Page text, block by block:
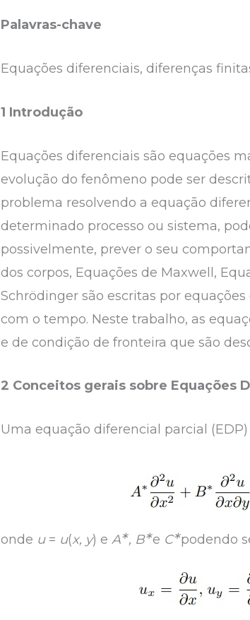
Palavras-chave
Equações diferenciais, diferenças
1 Introdução
Equações diferenciais são equações
evolução do fenômeno pode ser
problema resolvendo a equação
determinado processo ou sistema,
possivelmente, prever o seu
dos corpos, Equações de Maxwell,
Schrödinger são escritas por
com o tempo. Neste trabalho, as
e de condição de fronteira que são
2 Conceitos gerais sobre Equações
Uma equação diferencial parcial
onde u = u(x, y) eA∗, B∗e C∗podendo